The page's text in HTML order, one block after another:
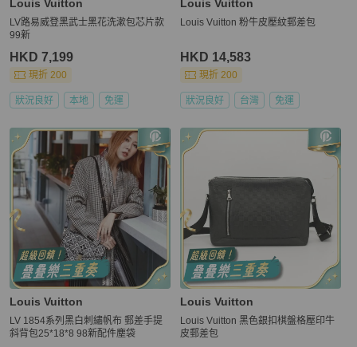
Louis Vuitton
LV路易威登黑武士黑花洗漱包芯片款
99新
HKD 7,199
現折 200
狀況良好 本地 免運
Louis Vuitton
Louis Vuitton 粉牛皮壓紋郵差包
HKD 14,583
現折 200
狀況良好 台灣 免運
Louis Vuitton
LV 1854系列黑白刺繡帆布 郵差手提
斜背包25*18*8 98新配件塵袋
Louis Vuitton
Louis Vuitton 黑色銀扣棋盤格壓印牛
皮郵差包